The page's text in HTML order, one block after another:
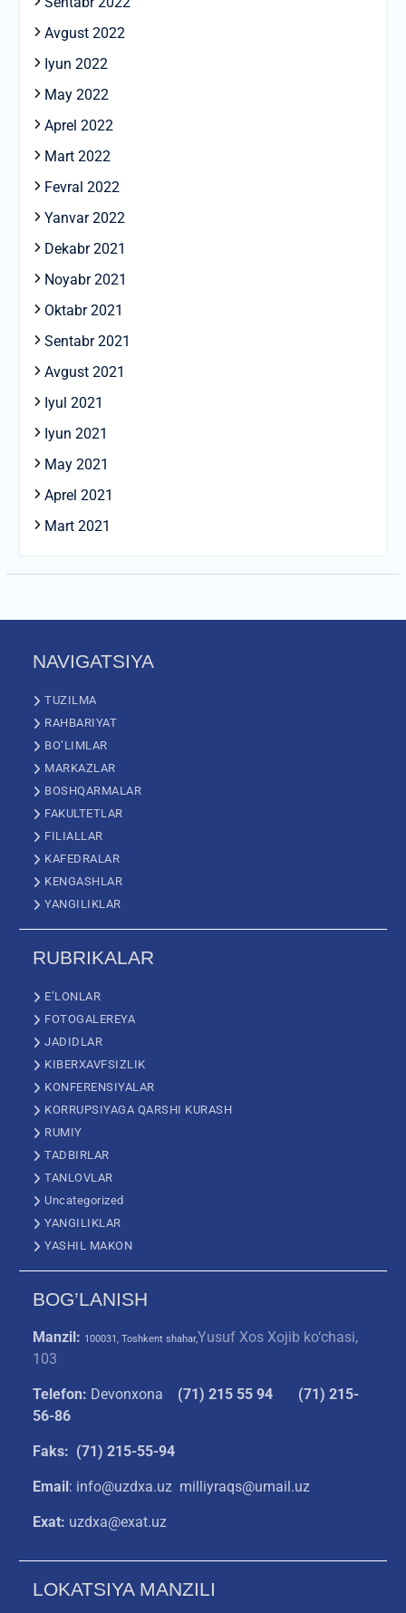
Avgust 2022
Iyun 2022
May 2022
Aprel 2022
Mart 2022
Fevral 2022
Yanvar 2022
Dekabr 2021
Noyabr 2021
Oktabr 2021
Sentabr 2021
Avgust 2021
Iyul 2021
Iyun 2021
May 2021
Aprel 2021
Mart 2021
NAVIGATSIYA
TUZILMA
RAHBARIYAT
BO’LIMLAR
MARKAZLAR
BOSHQARMALAR
FAKULTETLAR
FILIALLAR
KAFEDRALAR
KENGASHLAR
YANGILIKLAR
RUBRIKALAR
E’LONLAR
FOTOGALEREYA
JADIDLAR
KIBERXAVFSIZLIK
KONFERENSIYALAR
KORRUPSIYAGA QARSHI KURASH
RUMIY
TADBIRLAR
TANLOVLAR
Uncategorized
YANGILIKLAR
YASHIL MAKON
BOG’LANISH
Manzil: 100031, Toshkent shahar,Yusuf Xos Xojib ko‘chasi,
103
Telefon: Devonxona (71) 215 55 94
(71) 215-
56-86
Faks: (71) 215-55-94
Email : info@uzdxa.uz milliyraqs@umail.uz
Exat: uzdxa@exat.uz
LOKATSIYA MANZILI